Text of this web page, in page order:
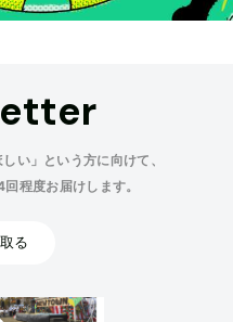
い」という方に向けて、
程度お届けします。
る